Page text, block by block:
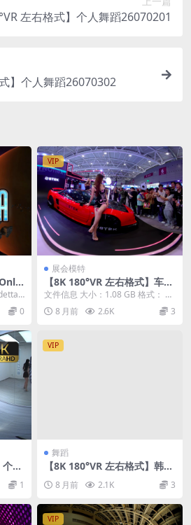
左右格式】个人舞蹈26070201
】个人舞蹈26070302
...
0
VIP
展会模特
【8K 180°VR 左右格式】车展
模特 2512
文件信息 大小：1.08 GB 格式： m
p4（180°3D左右格式） 时长：0...
8 月前 2.6K 3
人
1
VIP
舞蹈
【8K 180°VR 左右格式】韩式
8 月前 2.1K 3
VIP